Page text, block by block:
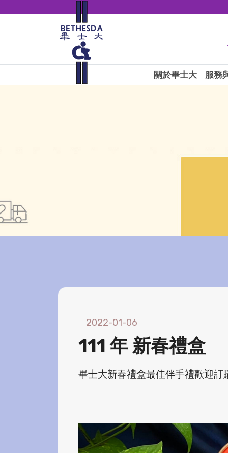
關於畢士大 服務
2022-01-06
111 年 新春禮盒
畢士大新春禮盒最佳伴手禮歡迎訂